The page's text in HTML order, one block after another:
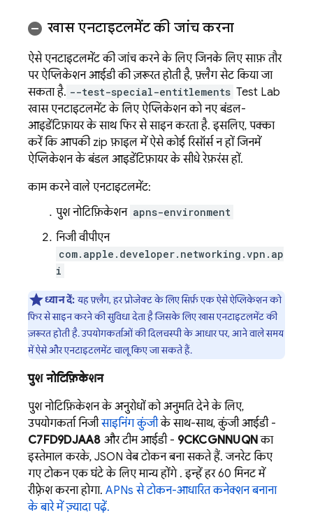
खास एनटाइटलमेंट की जांच करना
ऐसे एनटाइटलमेंट की जांच करने के लिए जिनके लिए साफ़ तौर
पर ऐप्लिकेशन आईडी की ज़रूरत होती है, फ़्लैग सेट किया जा
सकता है. --test-special-entitlements Test Lab
खास एनटाइटलमेंट के लिए ऐप्लिकेशन को नए बंडल-
आइडेंटिफ़ायर के साथ फिर से साइन करता है. इसलिए, पक्का
करें कि आपकी zip फ़ाइल में ऐसे कोई रिसॉर्स न हों जिनमें
ऐप्लिकेशन के बंडल आइडेंटिफ़ायर के सीधे रेफ़रंस हों.
काम करने वाले एनटाइटलमेंट:
पुश नोटिफ़िकेशन apns-environment
निजी वीपीएन
com.apple.developer.networking.vpn.ap
i
ध्यान दें:यह फ़्लैग, हर प्रोजेक्ट के लिए सिर्फ़ एक ऐसे ऐप्लिकेशन को
फिर से साइन करने की सुविधा देता है जिसके लिए खास एनटाइटलमेंट की
ज़रूरत होती है. उपयोगकर्ताओं की दिलचस्पी के आधार पर, आने वाले समय
में ऐसे और एनटाइटलमेंट चालू किए जा सकते हैं.
पुश नोटिफ़िकेशन
पुश नोटिफ़िकेशन के अनुरोधों को अनुमति देने के लिए,
उपयोगकर्ता निजीसाइनिंग कुंजीके साथ-साथ, कुंजी आईडी -
C7FD9DJAA8 और टीम आईडी - 9CKCGNNUQNका
इस्तेमाल करके, JSON वेब टोकन बना सकते हैं. जनरेट किए
गए टोकन एक घंटे के लिए मान्य होंगे . इन्हें हर 60 मिनट में
रीफ़्रेश करना होगा. APNs से टोकन-आधारित कनेक्शन बनाना
के बारे में ज़्यादा पढ़ें.